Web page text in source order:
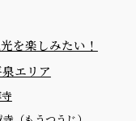
を楽しみたい！
エリア